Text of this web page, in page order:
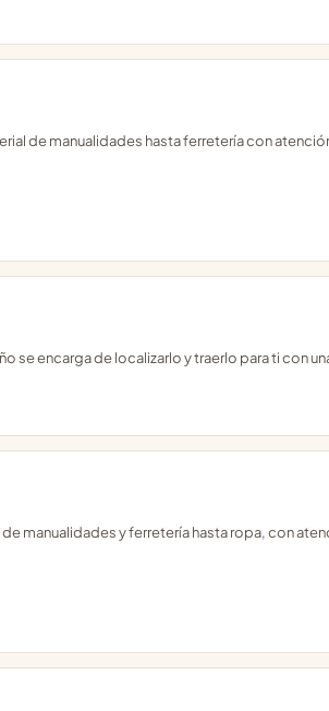
de manualidades hasta ferretería con
se encarga de localizarlo y traerlo para ti con
manualidades y ferretería hasta ropa, con